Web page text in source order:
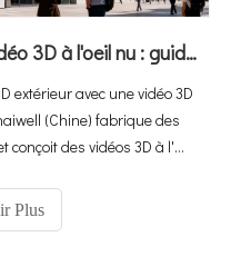
AFFICHAGE LED 3D et vidéo 3D à l'oeil nu : guide d'achat ultime + la meilleure solution en Chine
extérieur avec une vidéo 3D
(Chine) fabrique des
conçoit des vidéos 3D à l'œil
d'installation ici.
Plus